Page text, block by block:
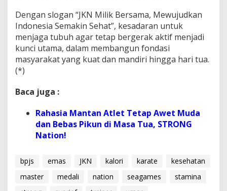
Dengan slogan “JKN Milik Bersama, Mewujudkan
Indonesia Semakin Sehat”, kesadaran untuk
menjaga tubuh agar tetap bergerak aktif menjadi
kunci utama, dalam membangun fondasi
masyarakat yang kuat dan mandiri hingga hari tua.
(*)
Baca juga :
Rahasia Mantan Atlet Tetap Awet Muda
dan Bebas Pikun di Masa Tua, STRONG
Nation!
bpjs emas JKN kalori karate
kesehatan
master
medali nation seagames
stamina